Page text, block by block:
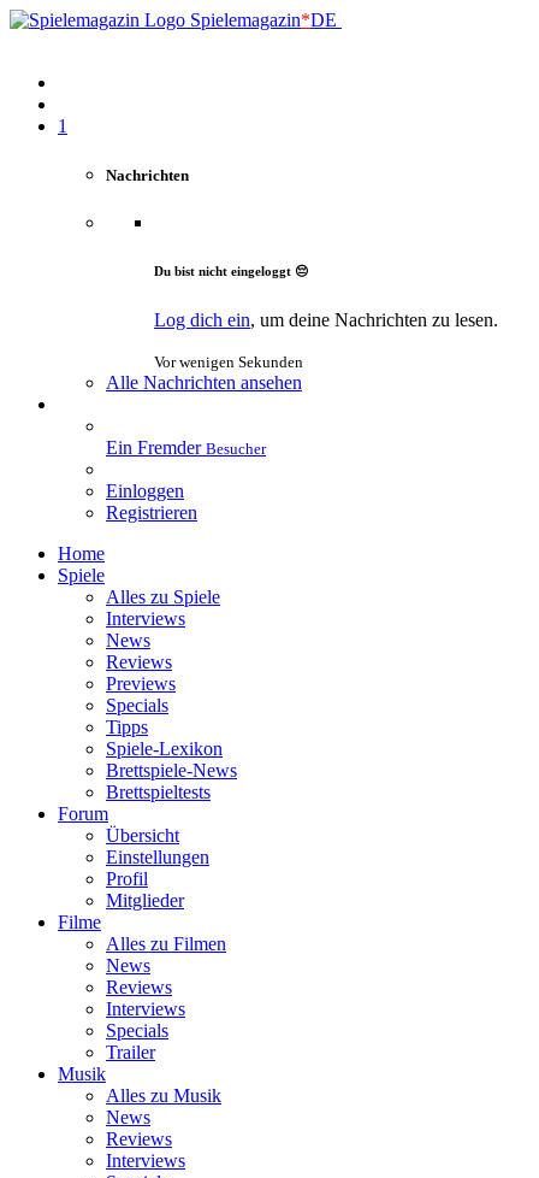
Spielemagazin*DE
1
Nachrichten
Du bist nicht eingeloggt 😔
Log dich ein, um deine Nachrichten zu lesen.
Vor wenigen Sekunden
Alle Nachrichten ansehen
Ein Fremder Besucher
Einloggen
Registrieren
Home
Spiele
Alles zu Spiele
Interviews
News
Reviews
Previews
Specials
Tipps
Spiele-Lexikon
Brettspiele-News
Brettspieltests
Forum
Übersicht
Einstellungen
Profil
Mitglieder
Filme
Alles zu Filmen
News
Reviews
Interviews
Specials
Trailer
Musik
Alles zu Musik
News
Reviews
Interviews